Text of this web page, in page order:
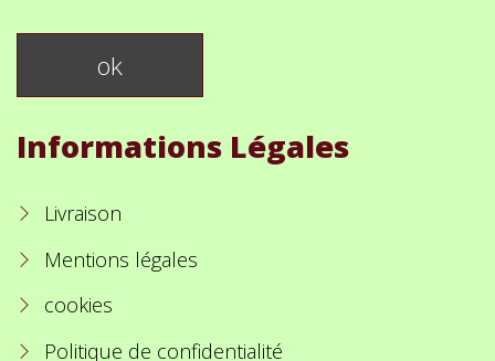
Informations Légales
Livraison
Mentions légales
cookies
Politique de confidentialité